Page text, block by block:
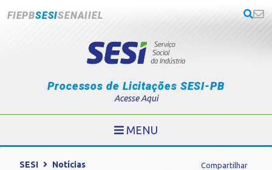
FIEPBSESISENAIIEL
Processos de Licitações SESI-PB
Acesse Aqui
MENU
SESI Notícias Compartilhar